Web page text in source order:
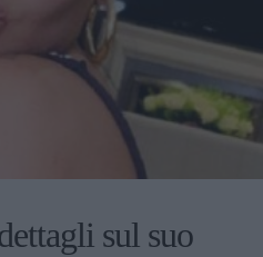
sul suo